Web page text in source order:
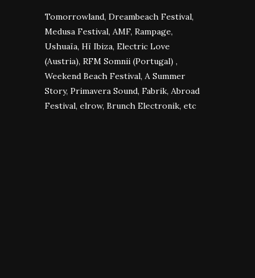
Tomorrowland, Dreambeach Festival,
Medusa Festival, AMF, Rampage,
Ushuaïa, Hï Ibiza, Electric Love
(Austria), RFM Somnii (Portugal) ,
Weekend Beach Festival, A Summer
Story, Primavera Sound, Fabrik, Abroad
Festival, elrow, Brunch Electronik, etc